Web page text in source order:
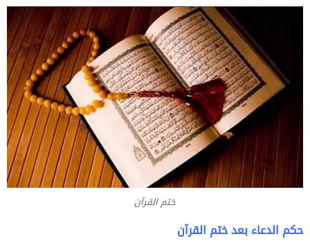
ختم القرآن
حكم الدعاء بعد ختم القرآن